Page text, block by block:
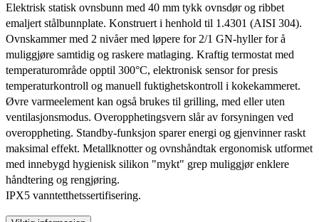
Elektrisk statisk ovnsbunn med 40 mm tykk ovnsdør og ribbet
emaljert stålbunnplate. Konstruert i henhold til 1.4301 (AISI 304).
Ovnskammer med 2 nivåer med løpere for 2/1 GN-hyller for å
muliggjøre samtidig og raskere matlaging. Kraftig termostat med
temperaturområde opptil 300°C, elektronisk sensor for presis
temperaturkontroll og manuell fuktighetskontroll i kokekammeret.
Øvre varmeelement kan også brukes til grilling, med eller uten
ventilasjonsmodus. Overopphetingsvern slår av forsyningen ved
overoppheting. Standby-funksjon sparer energi og gjenvinner raskt
maksimal effekt. Metallknotter og ovnshåndtak ergonomisk utformet
med innebygd hygienisk silikon "mykt" grep muliggjør enklere
håndtering og rengjøring.
IPX5 vanntetthetssertifisering.